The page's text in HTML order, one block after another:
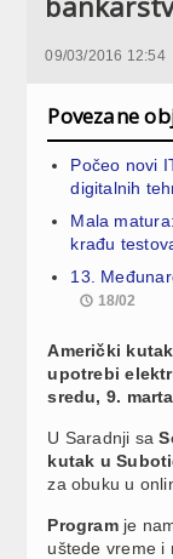
09/03/2016 12:54
Povezane
Počeo novi
digitalnih
Mala
krađu
13.
18/02
Američki
upotrebi
sredu, 9.
U Saradnji sa
kutak u
za obuku u
Programje
uštede vreme i